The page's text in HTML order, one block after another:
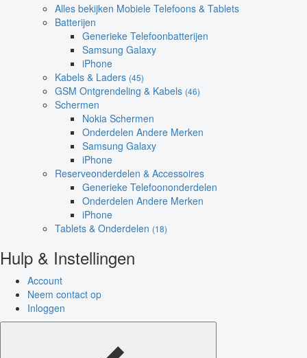
Alles bekijken Mobiele Telefoons & Tablets
Batterijen
Generieke Telefoonbatterijen
Samsung Galaxy
iPhone
Kabels & Laders (45)
GSM Ontgrendeling & Kabels (46)
Schermen
Nokia Schermen
Onderdelen Andere Merken
Samsung Galaxy
iPhone
Reserveonderdelen & Accessoires
Generieke Telefoononderdelen
Onderdelen Andere Merken
iPhone
Tablets & Onderdelen (18)
Hulp & Instellingen
Account
Neem contact op
Inloggen